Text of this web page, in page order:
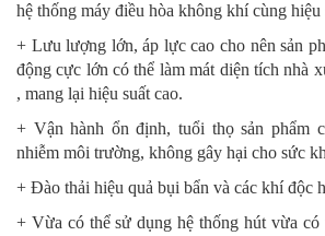
hệ thống máy điều hòa không khí cùng hiệu
+ Lưu lượng lớn, áp lực cao cho nên sản
động cực lớn có thể làm mát diện tích nhà
, mang lại hiệu suất cao.
+ Vận hành ổn định, tuổi thọ sản phẩm
nhiễm môi trường, không gây hại cho sức
+ Đào thải hiệu quả bụi bẩn và các khí độc
+ Vừa có thể sử dụng hệ thống hút vừa có